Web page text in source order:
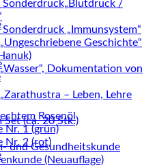
/
„Immunsystem“
Geschichte“
Dokumentation von
– Leben, Lehre
(ca. 20 Stk.)
und Gesundheitskunde
(Neuauflage)
Rosenöl
Nr. 1 (grün)
Nr. 2 (rot)